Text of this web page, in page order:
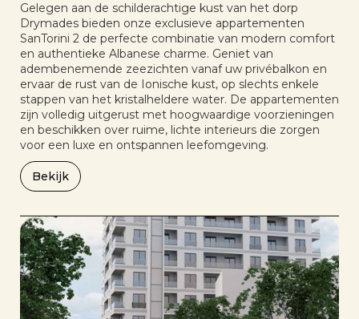
Gelegen aan de schilderachtige kust van het dorp
Drymades bieden onze exclusieve appartementen
SanTorini 2 de perfecte combinatie van modern comfort
en authentieke Albanese charme. Geniet van
adembenemende zeezichten vanaf uw privébalkon en
ervaar de rust van de Ionische kust, op slechts enkele
stappen van het kristalheldere water. De appartementen
zijn volledig uitgerust met hoogwaardige voorzieningen
en beschikken over ruime, lichte interieurs die zorgen
voor een luxe en ontspannen leefomgeving.
Bekijk